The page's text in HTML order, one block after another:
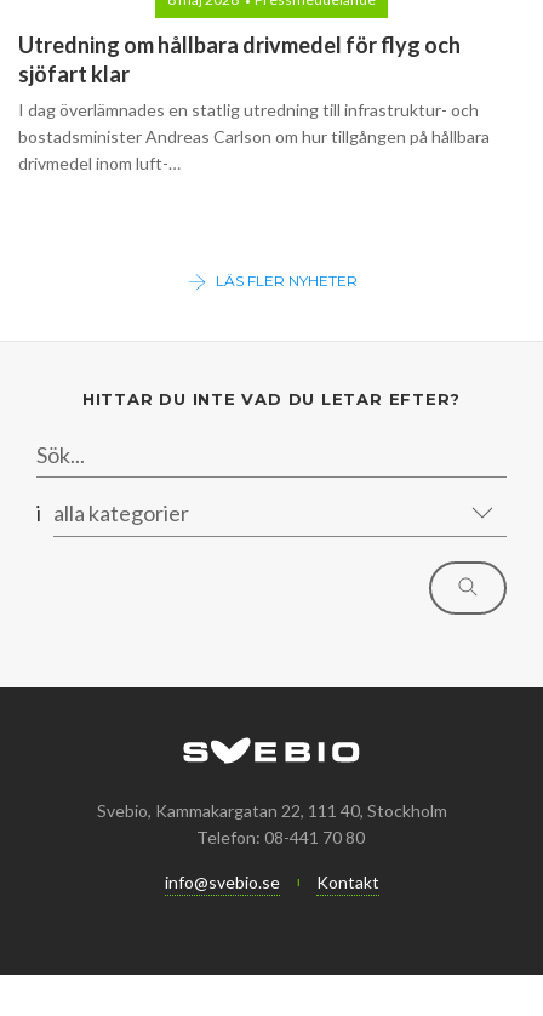
Utredning om hållbara drivmedel för flyg och
sjöfart klar
I dag överlämnades en statlig utredning till infrastruktur- och
bostadsminister Andreas Carlson om hur tillgången på hållbara
drivmedel inom luft-…
LÄS FLER NYHETER
HITTAR DU INTE VAD DU LETAR EFTER?
i alla kategorier
Svebio, Kammakargatan 22, 111 40, Stockholm
Telefon: 08-441 70 80
info@svebio.se Kontakt